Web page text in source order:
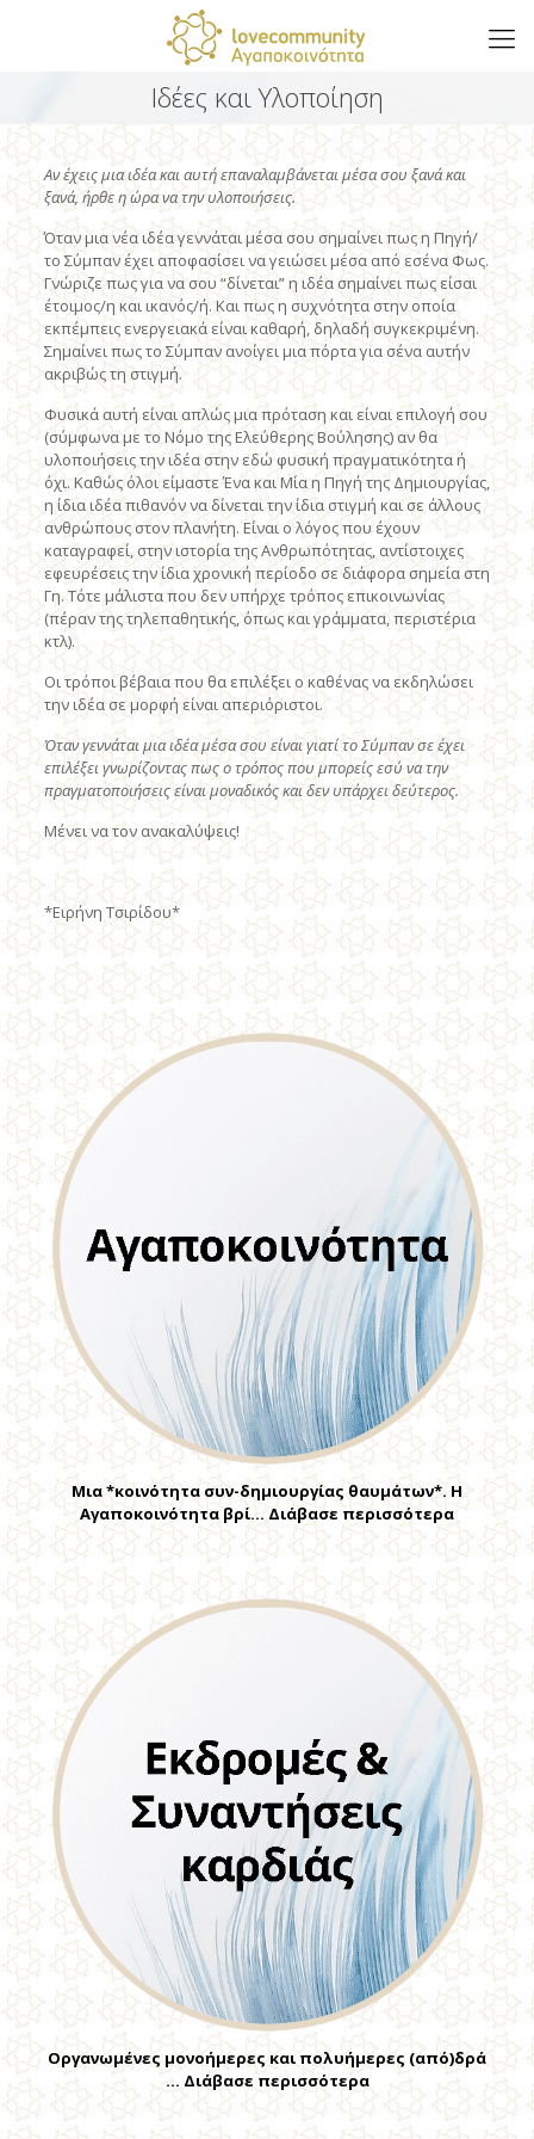
Ιδέες και Υλοποίηση
Αν έχεις μια ιδέα και αυτή επαναλαμβάνεται μέσα σου ξανά και
ξανά, ήρθε η ώρα να την υλοποιήσεις.
Όταν μια νέα ιδέα γεννάται μέσα σου σημαίνει πως η Πηγή/
το Σύμπαν έχει αποφασίσει να γειώσει μέσα από εσένα Φως.
Γνώριζε πως για να σου “δίνεται” η ιδέα σημαίνει πως είσαι
έτοιμος/η και ικανός/ή. Και πως η συχνότητα στην οποία
εκπέμπεις ενεργειακά είναι καθαρή, δηλαδή συγκεκριμένη.
Σημαίνει πως το Σύμπαν ανοίγει μια πόρτα για σένα αυτήν
ακριβώς τη στιγμή.
Φυσικά αυτή είναι απλώς μια πρόταση και είναι επιλογή σου
(σύμφωνα με το Νόμο της Ελεύθερης Βούλησης) αν θα
υλοποιήσεις την ιδέα στην εδώ φυσική πραγματικότητα ή
όχι. Καθώς όλοι είμαστε Ένα και Μία η Πηγή της Δημιουργίας,
η ίδια ιδέα πιθανόν να δίνεται την ίδια στιγμή και σε άλλους
ανθρώπους στον πλανήτη. Είναι ο λόγος που έχουν
καταγραφεί, στην ιστορία της Ανθρωπότητας, αντίστοιχες
εφευρέσεις την ίδια χρονική περίοδο σε διάφορα σημεία στη
Γη. Τότε μάλιστα που δεν υπήρχε τρόπος επικοινωνίας
(πέραν της τηλεπαθητικής, όπως και γράμματα, περιστέρια
κτλ).
Οι τρόποι βέβαια που θα επιλέξει ο καθένας να εκδηλώσει
την ιδέα σε μορφή είναι απεριόριστοι.
Όταν γεννάται μια ιδέα μέσα σου είναι γιατί το Σύμπαν σε έχει
επιλέξει γνωρίζοντας πως ο τρόπος που μπορείς εσύ να την
πραγματοποιήσεις είναι μοναδικός και δεν υπάρχει δεύτερος.
Μένει να τον ανακαλύψεις!
*Ειρήνη Τσιρίδου*
Μια *κοινότητα συν-δημιουργίας θαυμάτων*. Η
Αγαποκοινότητα βρί… Διάβασε περισσότερα
Οργανωμένες μονοήμερες και πολυήμερες (από)δρά
… Διάβασε περισσότερα